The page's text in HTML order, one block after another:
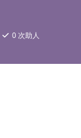
0次助人